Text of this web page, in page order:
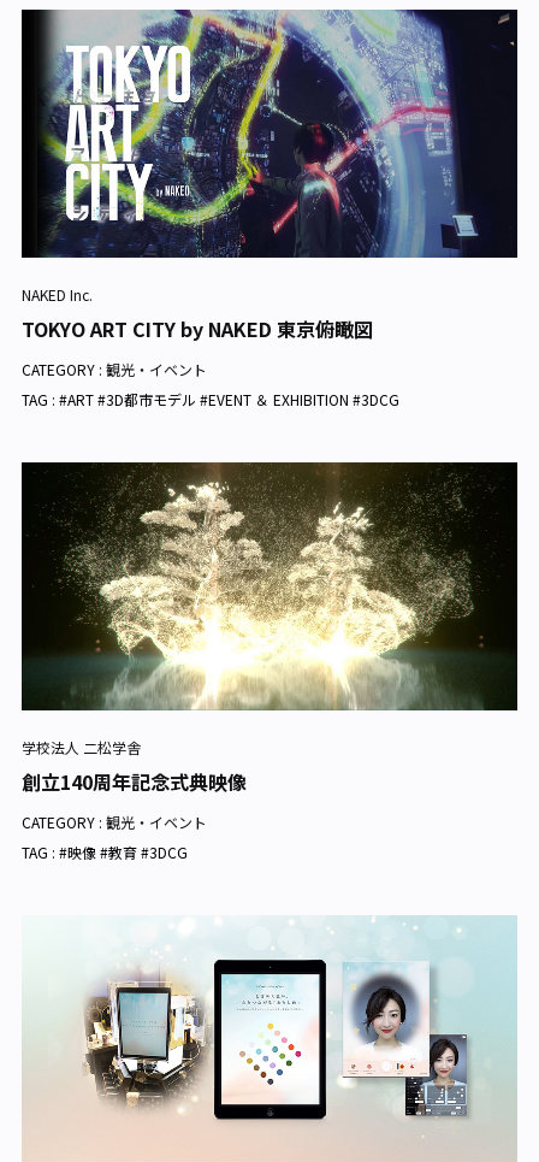
NAKED Inc.
TOKYO ART CITY by NAKED 東京俯瞰図
CATEGORY : 観光・イベント
TAG : #ART #3D都市モデル #EVENT ＆ EXHIBITION #3DCG
学校法人 二松学舎
創立140周年記念式典映像
CATEGORY : 観光・イベント
TAG : #映像 #教育 #3DCG